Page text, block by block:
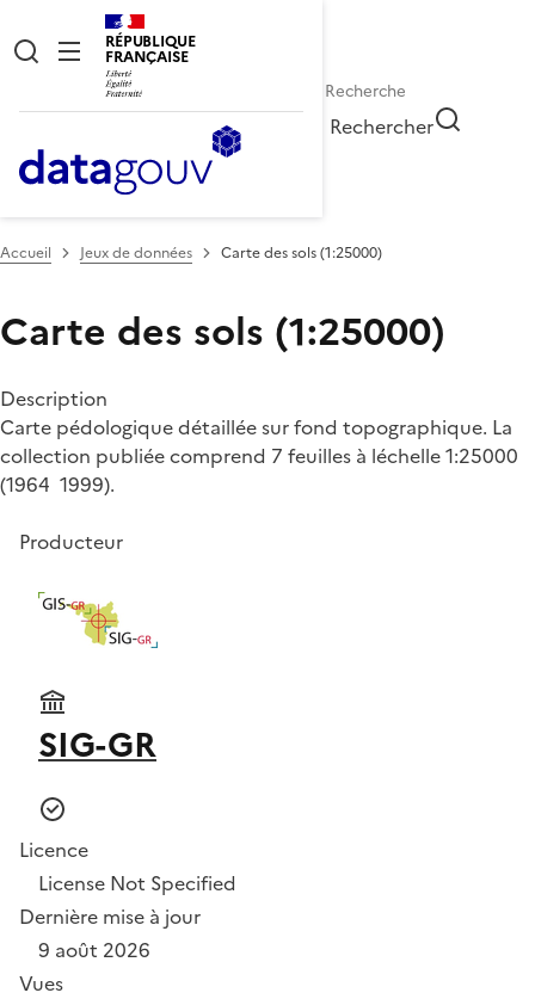
RÉPUBLIQUE
FRANÇAISE
Rechercher
Accueil Jeux de données Carte des sols (1:25000)
Carte des sols (1:25000)
Description
Carte pédologique détaillée sur fond topographique. La
collection publiée comprend 7 feuilles à léchelle 1:25000
(1964  1999).
Producteur
SIG-GR
Licence
License Not Specified
Dernière mise à jour
9 août 2026
Vues